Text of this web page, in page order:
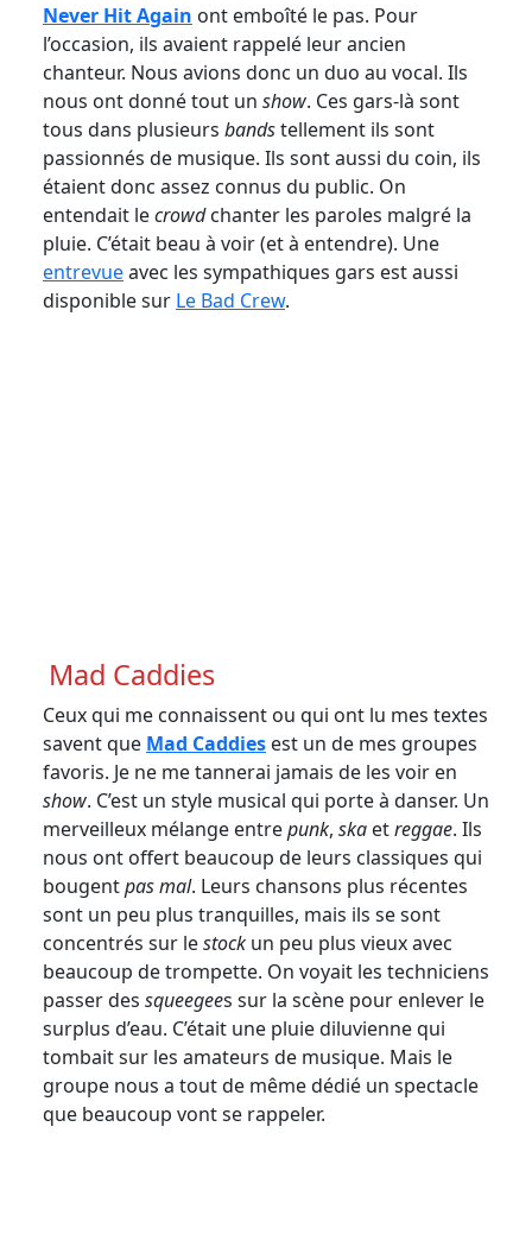
Never Hit Again ont emboîté le pas. Pour
l’occasion, ils avaient rappelé leur ancien
chanteur. Nous avions donc un duo au vocal. Ils
nous ont donné tout un show. Ces gars-là sont
tous dans plusieurs bandstellement ils sont
passionnés de musique. Ils sont aussi du coin, ils
étaient donc assez connus du public. On
entendait lecrowdchanter les paroles malgré la
pluie. C’était beau à voir (et à entendre). Une
entrevueavec les sympathiques gars est aussi
disponible sur Le Bad Crew.
Mad Caddies
Ceux qui me connaissent ou qui ont lu mes textes
savent que Mad Caddies est un de mes groupes
favoris. Je ne me tannerai jamais de les voir en
show. C’est un style musical qui porte à danser. Un
merveilleux mélange entrepunk, ska etreggae. Ils
nous ont offert beaucoup de leurs classiques qui
bougentpas mal. Leurs chansons plus récentes
sont un peu plus tranquilles, mais ils se sont
concentrés sur lestock un peu plus vieux avec
beaucoup de trompette. On voyait les techniciens
passer des squeegees sur la scène pour enlever le
surplus d’eau. C’était une pluie diluvienne qui
tombait sur les amateurs de musique. Mais le
groupe nous a tout de même dédié un spectacle
que beaucoup vont se rappeler.